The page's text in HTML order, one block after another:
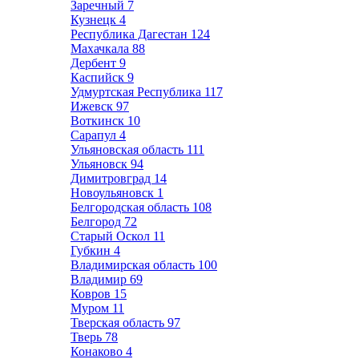
Заречный 7
Кузнецк 4
Республика Дагестан 124
Махачкала 88
Дербент 9
Каспийск 9
Удмуртская Республика 117
Ижевск 97
Воткинск 10
Сарапул 4
Ульяновская область 111
Ульяновск 94
Димитровград 14
Новоульяновск 1
Белгородская область 108
Белгород 72
Старый Оскол 11
Губкин 4
Владимирская область 100
Владимир 69
Ковров 15
Муром 11
Тверская область 97
Тверь 78
Конаково 4